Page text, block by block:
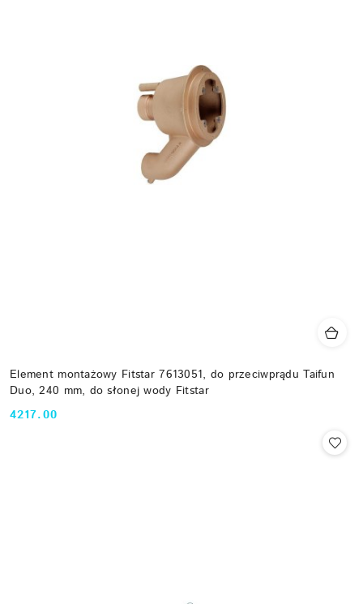
Element montażowy Fitstar 7613051, do przeciwprądu Taifun
Duo, 240 mm, do słonej wody Fitstar
Cena:
4217.00